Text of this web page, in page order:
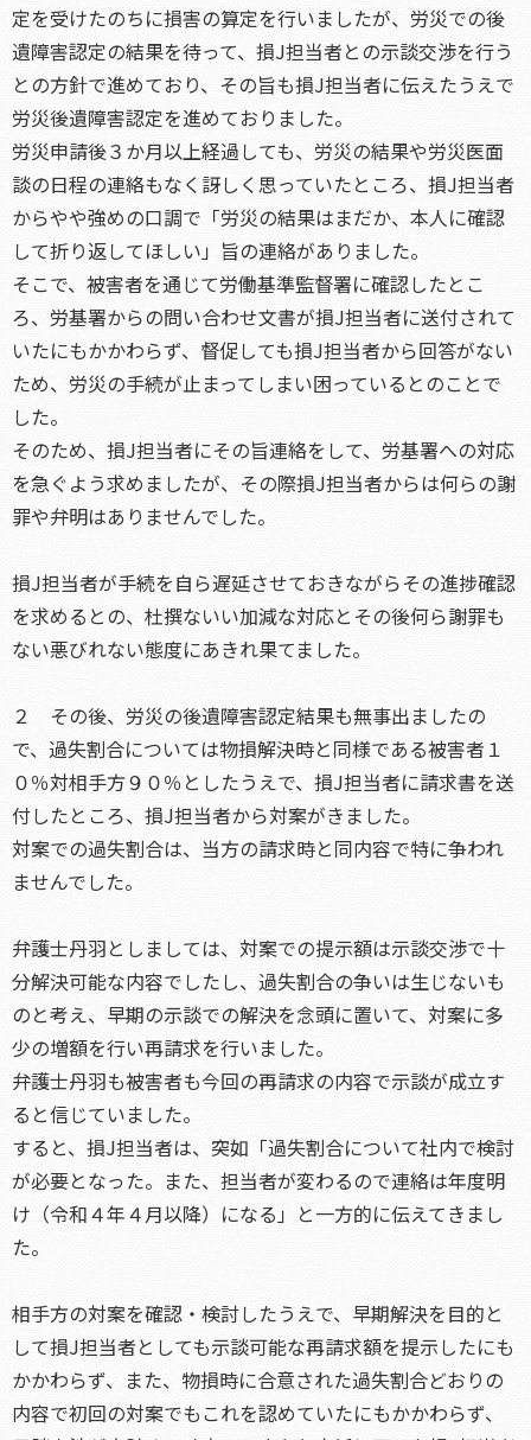
定を受けたのちに損害の算定を行いましたが、労災での後
遺障害認定の結果を待って、損J担当者との示談交渉を行う
との方針で進めており、その旨も損J担当者に伝えたうえで
労災後遺障害認定を進めておりました。
労災申請後３か月以上経過しても、労災の結果や労災医面
談の日程の連絡もなく訝しく思っていたところ、損J担当者
からやや強めの口調で「労災の結果はまだか、本人に確認
して折り返してほしい」旨の連絡がありました。
そこで、被害者を通じて労働基準監督署に確認したとこ
ろ、労基署からの問い合わせ文書が損J担当者に送付されて
いたにもかかわらず、督促しても損J担当者から回答がない
ため、労災の手続が止まってしまい困っているとのことで
した。
そのため、損J担当者にその旨連絡をして、労基署への対応
を急ぐよう求めましたが、その際損J担当者からは何らの謝
罪や弁明はありませんでした。
損J担当者が手続を自ら遅延させておきながらその進捗確認
を求めるとの、杜撰ないい加減な対応とその後何ら謝罪も
ない悪びれない態度にあきれ果てました。
２ その後、労災の後遺障害認定結果も無事出ましたの
で、過失割合については物損解決時と同様である被害者１
０％対相手方９０％としたうえで、損J担当者に請求書を送
付したところ、損J担当者から対案がきました。
対案での過失割合は、当方の請求時と同内容で特に争われ
ませんでした。
弁護士丹羽としましては、対案での提示額は示談交渉で十
分解決可能な内容でしたし、過失割合の争いは生じないも
のと考え、早期の示談での解決を念頭に置いて、対案に多
少の増額を行い再請求を行いました。
弁護士丹羽も被害者も今回の再請求の内容で示談が成立す
ると信じていました。
すると、損J担当者は、突如「過失割合について社内で検討
が必要となった。また、担当者が変わるので連絡は年度明
け（令和４年４月以降）になる」と一方的に伝えてきまし
た。
相手方の対案を確認・検討したうえで、早期解決を目的と
して損J担当者としても示談可能な再請求額を提示したにも
かかわらず、また、物損時に合意された過失割合どおりの
内容で初回の対案でもこれを認めていたにもかかわらず、